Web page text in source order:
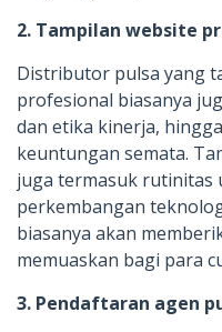
2. Tampilan website
Distributor pulsa yang
profesional biasanya
dan etika kinerja,
keuntungan semata.
juga termasuk rutinitas
perkembangan
biasanya akan
memuaskan bagi para
3. Pendaftaran agen